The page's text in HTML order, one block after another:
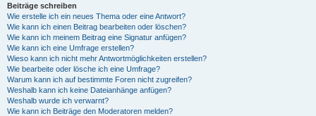
Beiträge schreiben
Wie erstelle ich ein neues Thema oder eine Antwort?
Wie kann ich einen Beitrag bearbeiten oder löschen?
Wie kann ich meinem Beitrag eine Signatur anfügen?
Wie kann ich eine Umfrage erstellen?
Wieso kann ich nicht mehr Antwortmöglichkeiten erstellen?
Wie bearbeite oder lösche ich eine Umfrage?
Warum kann ich auf bestimmte Foren nicht zugreifen?
Weshalb kann ich keine Dateianhänge anfügen?
Weshalb wurde ich verwarnt?
Wie kann ich Beiträge den Moderatoren melden?